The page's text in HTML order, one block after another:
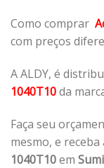
Como comprar
com preços
A ALDY, é
1040T10da
Faça seu
mesmo, e
1040T10em